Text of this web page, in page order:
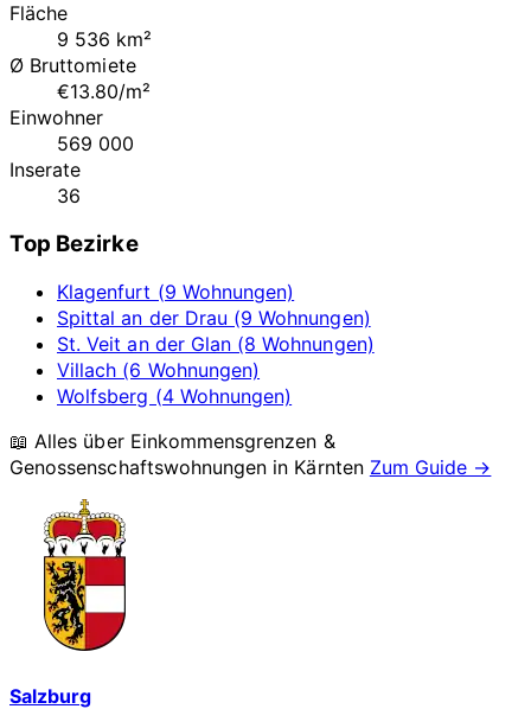
Fläche
9 536 km²
Ø Bruttomiete
€13.80/m²
Einwohner
569 000
Inserate
36
Top Bezirke
Klagenfurt (9 Wohnungen)
Spittal an der Drau (9 Wohnungen)
St. Veit an der Glan (8 Wohnungen)
Villach (6 Wohnungen)
Wolfsberg (4 Wohnungen)
📖 Alles über Einkommensgrenzen &
Genossenschaftswohnungen in Kärnten Zum Guide →
Salzburg